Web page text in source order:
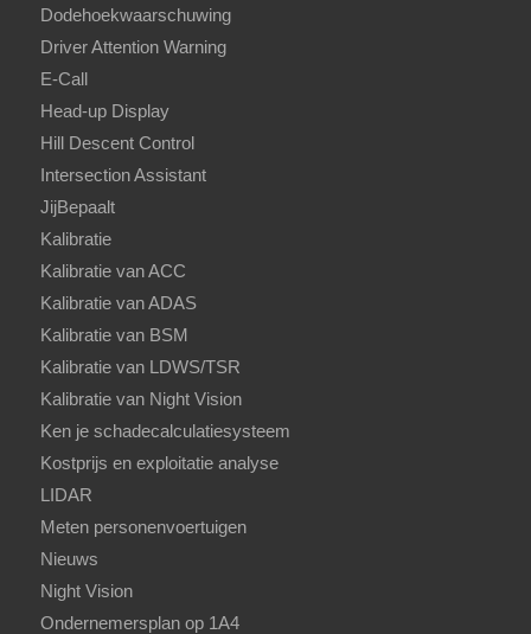
Dodehoekwaarschuwing
Driver Attention Warning
E-Call
Head-up Display
Hill Descent Control
Intersection Assistant
JijBepaalt
Kalibratie
Kalibratie van ACC
Kalibratie van ADAS
Kalibratie van BSM
Kalibratie van LDWS/TSR
Kalibratie van Night Vision
Ken je schadecalculatiesysteem
Kostprijs en exploitatie analyse
LIDAR
Meten personenvoertuigen
Nieuws
Night Vision
Ondernemersplan op 1A4